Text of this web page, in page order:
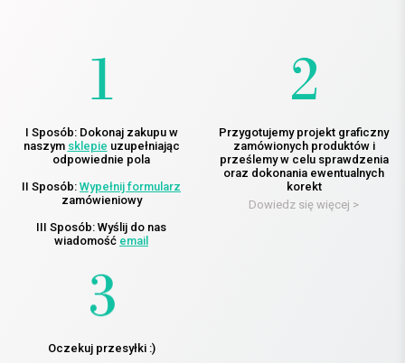
I Sposób: Dokonaj zakupu w
naszym sklepie uzupełniając
odpowiednie pola
II Sposób: Wypełnij formularz
zamówieniowy
III Sposób: Wyślij do nas
wiadomość email
Przygotujemy projekt graficzny
zamówionych produktów i
prześlemy w celu sprawdzenia
oraz dokonania ewentualnych
korekt
Dowiedz się więcej >
Oczekuj przesyłki :)